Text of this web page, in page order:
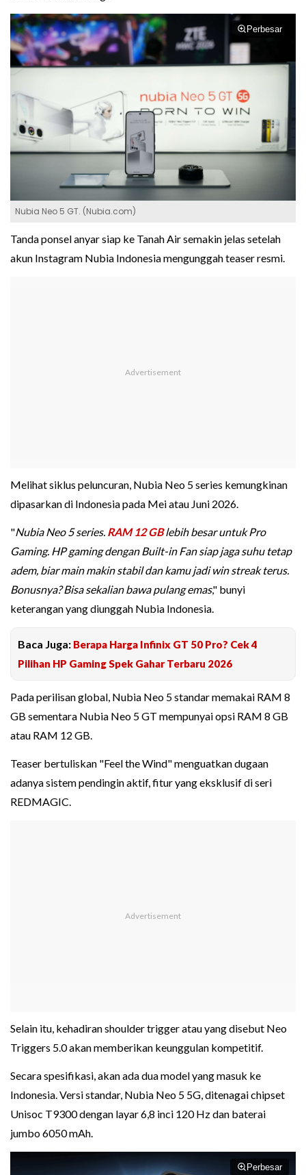
Perbesar
Nubia Neo 5 GT. (Nubia.com)
Tanda ponsel anyar siap ke Tanah Air semakin jelas setelah
akun Instagram Nubia Indonesia mengunggah teaser resmi.
Melihat siklus peluncuran, Nubia Neo 5 series kemungkinan
dipasarkan di Indonesia pada Mei atau Juni 2026.
"Nubia Neo 5 series. RAM 12 GBlebih besar untuk Pro
Gaming. HP gaming dengan Built-in Fan siap jaga suhu tetap
adem, biar main makin stabil dan kamu jadi win streak terus.
Bonusnya? Bisa sekalian bawa pulang emas," bunyi
keterangan yang diunggah Nubia Indonesia.
Baca Juga: Berapa Harga Infinix GT 50 Pro? Cek 4
Pilihan HP Gaming Spek Gahar Terbaru 2026
Pada perilisan global, Nubia Neo 5 standar memakai RAM 8
GB sementara Nubia Neo 5 GT mempunyai opsi RAM 8 GB
atau RAM 12 GB.
Teaser bertuliskan "Feel the Wind" menguatkan dugaan
adanya sistem pendingin aktif, fitur yang eksklusif di seri
REDMAGIC.
Selain itu, kehadiran shoulder trigger atau yang disebut Neo
Triggers 5.0 akan memberikan keunggulan kompetitif.
Secara spesifikasi, akan ada dua model yang masuk ke
Indonesia. Versi standar, Nubia Neo 5 5G, ditenagai chipset
Unisoc T9300 dengan layar 6,8 inci 120 Hz dan baterai
jumbo 6050 mAh.
Perbesar